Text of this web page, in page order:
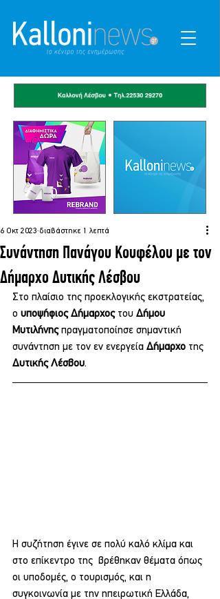
Συνάντηση Πανάγου Κουφέλου με τον
Δήμαρχο Δυτικής Λέσβου
6 Οκτ 2023 διαβάστηκε 1 λεπτά
Στο πλαίσιο της προεκλογικής εκστρατείας,
ο υποψήφιος Δήμαρχος του Δήμου
Μυτιλήνης πραγματοποίησε σημαντική
συνάντηση με τον εν ενεργεία Δήμαρχο της
Δυτικής Λέσβου.
Η συζήτηση έγινε σε πολύ καλό κλίμα και
στο επίκεντρο της  βρέθηκαν θέματα όπως
οι υποδομές, ο τουρισμός, και η
συγκοινωνία με την ηπειρωτική Ελλάδα,